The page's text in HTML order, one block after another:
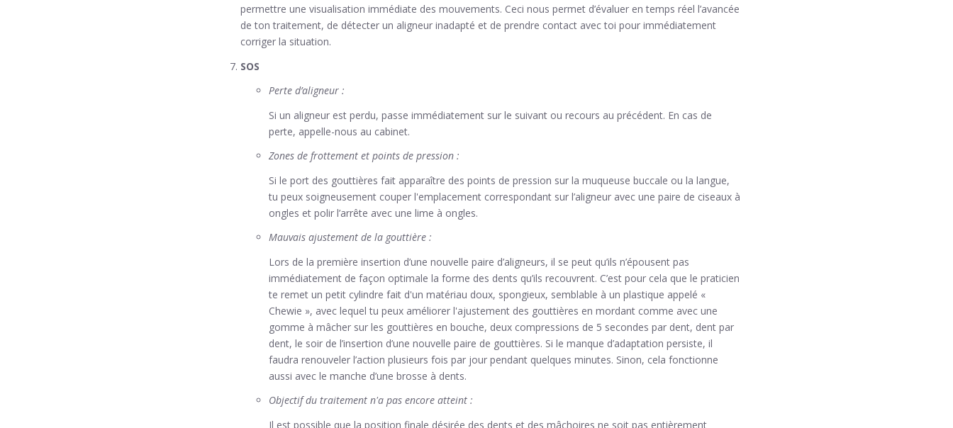
permettre une visualisation immédiate des mouvements. Ceci nous permet d’évaluer en temps réel l’avancée
de ton traitement, de détecter un aligneur inadapté et de prendre contact avec toi pour immédiatement
corriger la situation.
SOS
Perte d’aligneur :
Si un aligneur est perdu, passe immédiatement sur le suivant ou recours au précédent. En cas de
perte, appelle-nous au cabinet.
Zones de frottement et points de pression :
Si le port des gouttières fait apparaître des points de pression sur la muqueuse buccale ou la langue,
tu peux soigneusement couper l'emplacement correspondant sur l’aligneur avec une paire de ciseaux à
ongles et polir l’arrête avec une lime à ongles.
Mauvais ajustement de la gouttière :
Lors de la première insertion d’une nouvelle paire d’aligneurs, il se peut qu’ils n’épousent pas
immédiatement de façon optimale la forme des dents qu’ils recouvrent. C’est pour cela que le praticien
te remet un petit cylindre fait d'un matériau doux, spongieux, semblable à un plastique appelé «
Chewie », avec lequel tu peux améliorer l'ajustement des gouttières en mordant comme avec une
gomme à mâcher sur les gouttières en bouche, deux compressions de 5 secondes par dent, dent par
dent, le soir de l’insertion d’une nouvelle paire de gouttières. Si le manque d’adaptation persiste, il
faudra renouveler l’action plusieurs fois par jour pendant quelques minutes. Sinon, cela fonctionne
aussi avec le manche d’une brosse à dents.
Objectif du traitement n'a pas encore atteint :
Il est possible que la position finale désirée des dents et des mâchoires ne soit pas entièrement